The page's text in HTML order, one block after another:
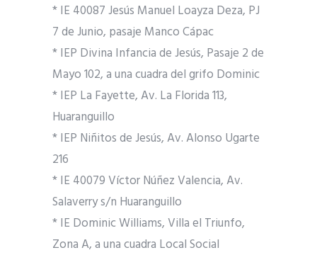
* IE 40087 Jesús Manuel Loayza Deza, PJ
7 de Junio, pasaje Manco Cápac
* IEP Divina Infancia de Jesús, Pasaje 2 de
Mayo 102, a una cuadra del grifo Dominic
* IEP La Fayette, Av. La Florida 113,
Huaranguillo
* IEP Niñitos de Jesús, Av. Alonso Ugarte
216
* IE 40079 Víctor Núñez Valencia, Av.
Salaverry s/n Huaranguillo
* IE Dominic Williams, Villa el Triunfo,
Zona A, a una cuadra Local Social